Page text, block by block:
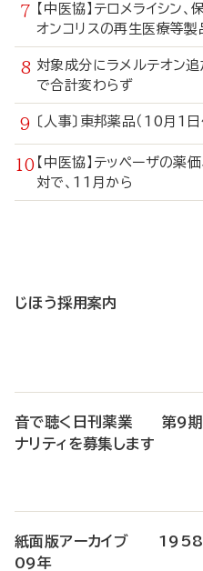
【中医協】テロメライシ
オンコリスの再生医療等製
対象成分にラメルテオン
で合計変わらず
〔人事〕東邦薬品（10月
【中医協】テッペーザの
対で、11月から
じほう採用案内
音で聴く日刊薬業 第9期
ナリティを募集します
紙面版アーカイブ
09年